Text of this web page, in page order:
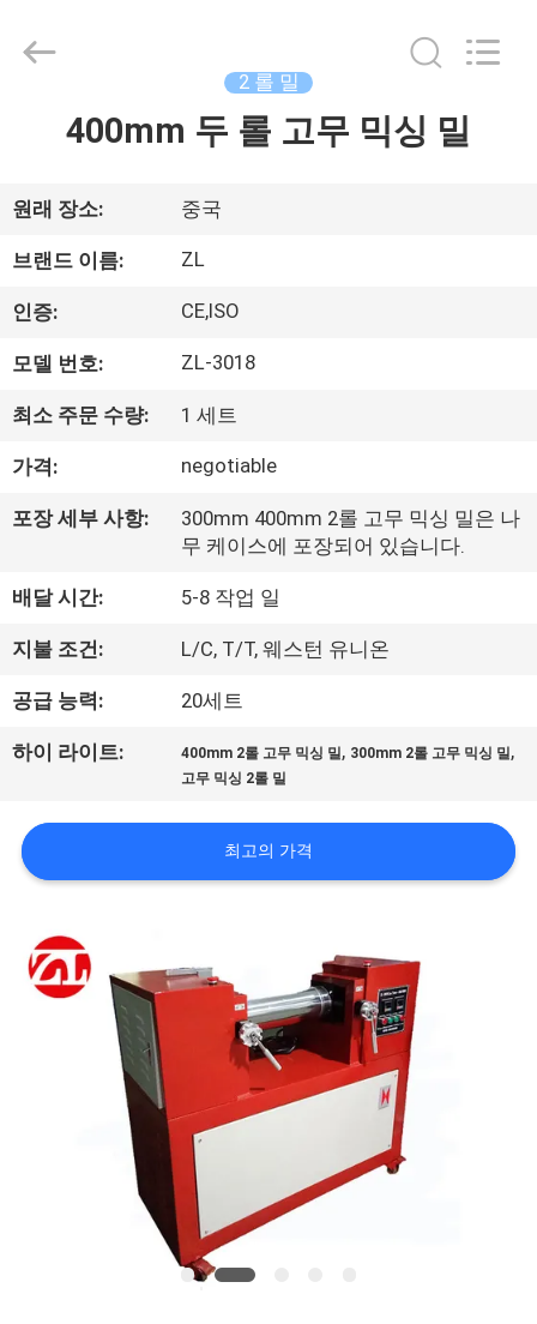
제
품
동
우
에
대
하
여
공
여
행
Dongguan
Zhongli
2 롤 밀
400mm 두 롤 고무 믹싱 밀
원래 장소: 중국
브랜드 이름: ZL
인증: CE,ISO
모델 번호: ZL-3018
최소 주문 수량: 1 세트
가격: negotiable
포장 세부 사항:
300mm 400mm 2롤 고무 믹싱 밀은 나
무 케이스에 포장되어 있습니다.
배달 시간: 5-8 작업 일
지불 조건: L/C, T/T, 웨스턴 유니온
공급 능력: 20세트
하이 라이트: 400mm 2롤 고무 믹싱 밀, 300mm 2롤 고무 믹싱 밀,
고무 믹싱 2롤 밀
최고의 가격